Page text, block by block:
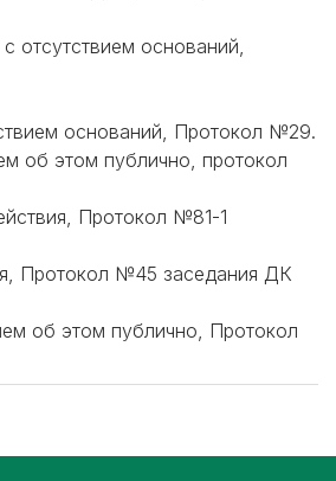
отсутствием оснований,
оснований, Протокол №29.
об этом публично, протокол
Протокол №81-1
Протокол №45 заседания ДК
об этом публично, Протокол